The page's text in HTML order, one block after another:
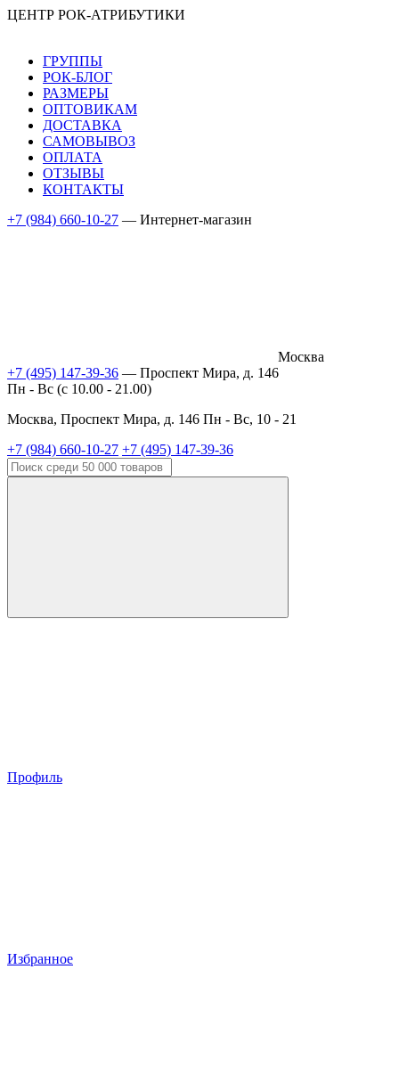
ЦЕНТР РОК-АТРИБУТИКИ
ГРУППЫ
РОК-БЛОГ
РАЗМЕРЫ
ОПТОВИКАМ
ДОСТАВКА
САМОВЫВОЗ
ОПЛАТА
ОТЗЫВЫ
КОНТАКТЫ
+7 (984) 660-10-27 — Интернет-магазин
Москва
+7 (495) 147-39-36 — Проспект Мира, д. 146
Пн - Вс (c 10.00 - 21.00)
Москва, Проспект Мира, д. 146 Пн - Вс, 10 - 21
+7 (984) 660-10-27 +7 (495) 147-39-36
Профиль
Избранное